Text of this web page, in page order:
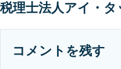
税理士法人アイ・
コメントを残す